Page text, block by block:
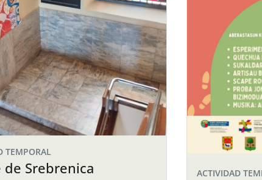
TEMPORAL
de Srebrenica ACTIVIDAD